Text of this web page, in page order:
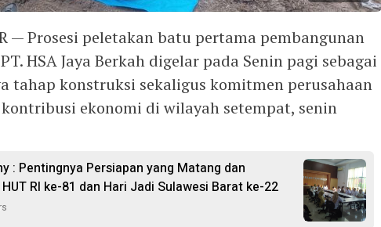
— Prosesi peletakan batu pertama pembangunan
HSA Jaya Berkah digelar pada Senin pagi sebagai
tahap konstruksi sekaligus komitmen perusahaan
ekonomi di wilayah setempat, senin
: Pentingnya Persiapan yang Matang dan
RI ke-81 dan Hari Jadi Sulawesi Barat ke-22